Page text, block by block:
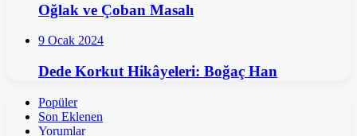
Oğlak ve Çoban Masalı
9 Ocak 2024
Dede Korkut Hikâyeleri: Boğaç Han
Popüler
Son Eklenen
Yorumlar